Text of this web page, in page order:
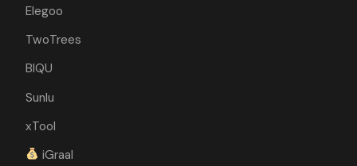
Elegoo
TwoTrees
BIQU
Sunlu
xTool
iGraal